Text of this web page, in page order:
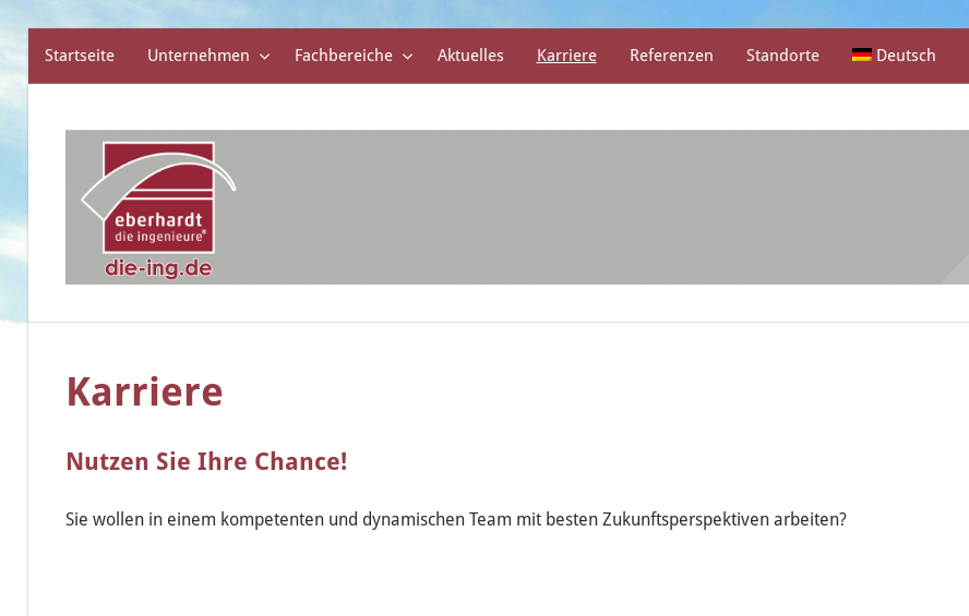
Startseite Unternehmen Fachbereiche Aktuelles Karriere Referenzen Standorte Deutsch
Inhalt
eberhardt
ingenieure
Karriere
Nutzen Sie Ihre Chance!
Sie wollen in einem kompetenten und dynamischen Team mit besten Zukunftsperspektiven arbeiten?